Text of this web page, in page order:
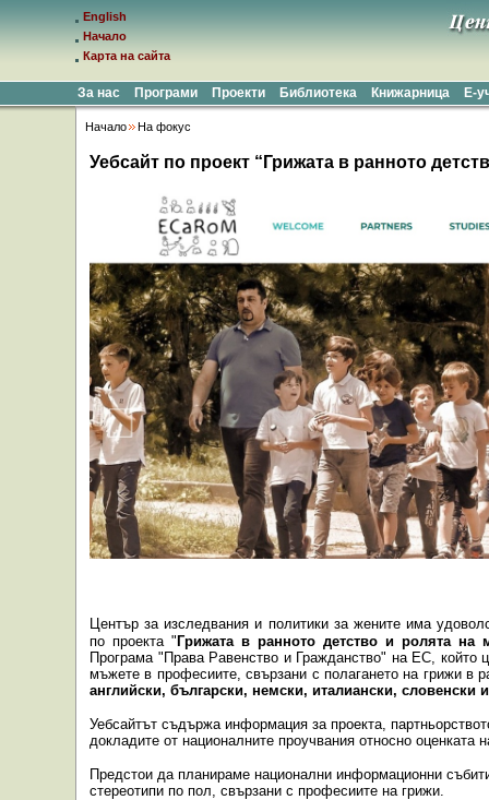
English
Начало
Карта на сайта
За нас Програми Проекти Библиотека Книжарница Е-
Начало На фокус
Уебсайт по проект “Грижата в ранното
Център за изследвания и политики за жените има
по проекта " Грижата в ранното детство и ролята
Програма "Права Равенство и Гражданство" на ЕС, който
мъжете в професиите, свързани с полагането на грижи в
английски, български, немски, италиански, словенски
Уебсайтът съдържа информация за проекта,
докладите от националните проучвания относно оценката
Предстои да планираме национални информационни
стереотипи по пол, свързани с професиите на грижи.